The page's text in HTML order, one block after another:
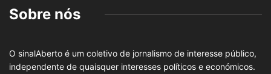
Sobre nós
O sinalAberto é um coletivo de jornalismo de interesse público,
independente de quaisquer interesses políticos e económicos.